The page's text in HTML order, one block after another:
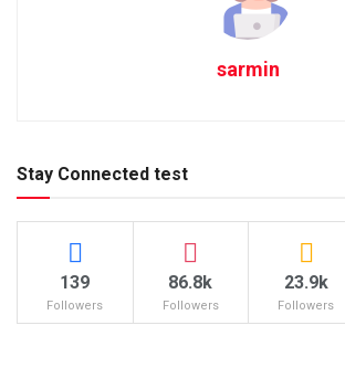
sarmin
Stay Connected test
139
Followers
86.8k
Followers
23.9k
Followers